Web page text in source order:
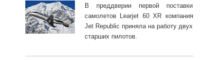
В преддверии первой поставки
самолетов Learjet 60 XR компания
Jet Republic приняла на работу двух
старших пилотов.